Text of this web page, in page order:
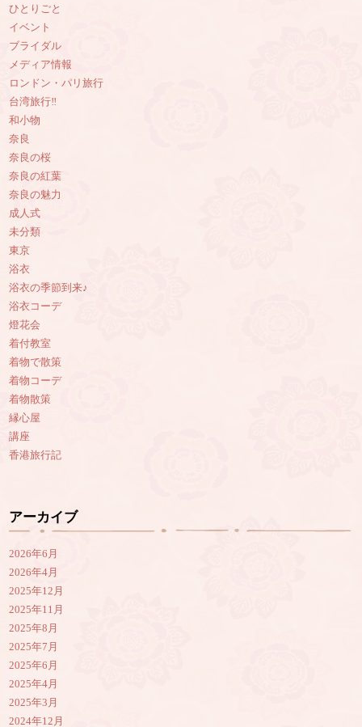
ひとりごと
イベント
ブライダル
メディア情報
ロンドン・パリ旅行
台湾旅行‼︎
和小物
奈良
奈良の桜
奈良の紅葉
奈良の魅力
成人式
未分類
東京
浴衣
浴衣の季節到来♪
浴衣コーデ
燈花会
着付教室
着物で散策
着物コーデ
着物散策
縁心屋
講座
香港旅行記
アーカイブ
2026年6月
2026年4月
2025年12月
2025年11月
2025年8月
2025年7月
2025年6月
2025年4月
2025年3月
2024年12月